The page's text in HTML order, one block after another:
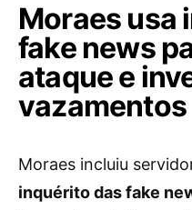
Moraes usa
fake news
ataque e
vazamentos
Moraes incluiu
inquérito das fake